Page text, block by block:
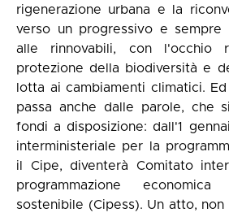
rigenerazione urbana e la
verso un progressivo e
alle rinnovabili, con l'occhio
protezione della biodiversità e
lotta ai cambiamenti climatici.
passa anche dalle parole, che
fondi a disposizione: dall'1
interministeriale per la
il Cipe, diventerà Comitato
programmazione
sostenibile (Cipess). Un atto,